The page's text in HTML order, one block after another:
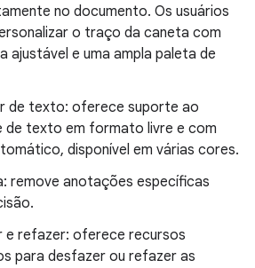
no documento. Os usuários
o traço da caneta com
ajustável e uma ampla paleta de
de texto: oferece suporte ao
de texto em formato livre e com
disponível em várias cores.
remove anotações específicas
e refazer: oferece recursos
para desfazer ou refazer as